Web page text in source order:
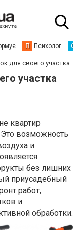
П Психолог С
для своего участка
участка
квартир
возможность
и
без лишних
приусадебный
работ,
и
обработки.